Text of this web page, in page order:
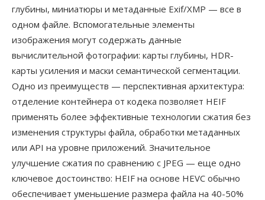
глубины, миниатюры и метаданные Exif/XMP — все в
одном файле. Вспомогательные элементы
изображения могут содержать данные
вычислительной фотографии: карты глубины, HDR-
карты усиления и маски семантической сегментации.
Одно из преимуществ — перспективная архитектура:
отделение контейнера от кодека позволяет HEIF
применять более эффективные технологии сжатия без
изменения структуры файла, обработки метаданных
или API на уровне приложений. Значительное
улучшение сжатия по сравнению с JPEG — еще одно
ключевое достоинство: HEIF на основе HEVC обычно
обеспечивает уменьшение размера файла на 40-50%